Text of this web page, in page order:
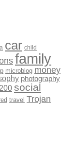
car child
family
microblog money
photography
social
travel Trojan